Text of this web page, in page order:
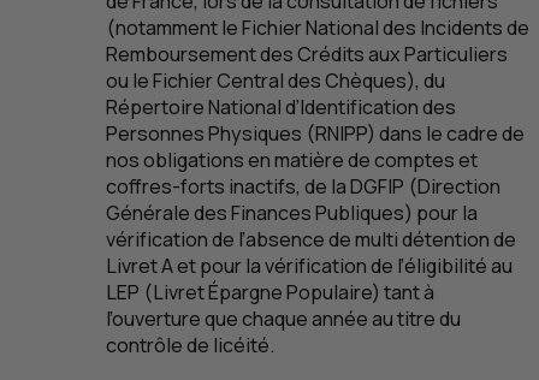
(notamment le Fichier National des Incidents de
Remboursement des Crédits aux Particuliers
ou le Fichier Central des Chèques), du
Répertoire National d’Identification des
Personnes Physiques (RNIPP) dans le cadre de
nos obligations en matière de comptes et
coffres-forts inactifs, de laDGFIP (Direction
Générale des Finances Publiques) pour la
vérification de l’absence de multi détention de
Livret A et pour la vérification de l’éligibilité au
LEP (Livret Épargne Populaire) tant à
l’ouverture que chaque année au titre du
contrôle de licéité.